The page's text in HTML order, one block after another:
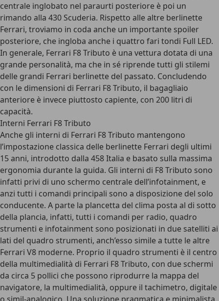
centrale inglobato nel paraurti posteriore è poi un
rimando alla 430 Scuderia. Rispetto alle altre berlinette
Ferrari, troviamo in coda anche un importante spoiler
posteriore, che ingloba anche i quattro fari tondi Full LED.
In generale, Ferrari F8 Tributo è una vettura dotata di una
grande personalità, ma che in sé riprende tutti gli stilemi
delle grandi Ferrari berlinette del passato. Concludendo
con le dimensioni di Ferrari F8 Tributo, il bagagliaio
anteriore è invece piuttosto capiente, con 200 litri di
capacità.
Interni Ferrari F8 Tributo
Anche gli interni di Ferrari F8 Tributo mantengono
l’impostazione classica delle berlinette Ferrari degli ultimi
15 anni, introdotto dalla 458 Italia e basato sulla massima
ergonomia durante la guida. Gli interni di F8 Tributo sono
infatti privi di uno schermo centrale dell’infotainment, e
anzi tutti i comandi principali sono a disposizione del solo
conducente. A parte la plancetta del clima posta al di sotto
della plancia, infatti, tutti i comandi per radio, quadro
strumenti e infotainment sono posizionati in due satelliti ai
lati del quadro strumenti, anch’esso simile a tutte le altre
Ferrari V8 moderne. Proprio il quadro strumenti è il centro
della multimedialità di Ferrari F8 Tributo, con due schermi
da circa 5 pollici che possono riprodurre la mappa del
navigatore, la multimedialità, oppure il tachimetro, digitale